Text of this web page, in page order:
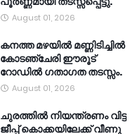
August 01, 2026
കനത്ത മഴയിൽ മണ്ണിടിച്ചിൽ
കോടഞ്ചേരി ഈരൂട്
റോഡിൽ ഗതാഗത തടസ്സം.
August 01, 2026
ചുരത്തിൽ നിയന്ത്രണം വിട്ട
ജീപ്പ് കൊക്കയിലേക്ക് വീണു